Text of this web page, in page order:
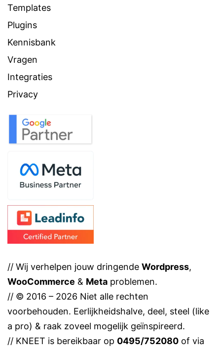
Templates
Plugins
Kennisbank
Vragen
Integraties
Privacy
// Wij verhelpen jouw dringende Wordpress,
WooCommerce & Meta problemen.
// © 2016 – 2026 Niet alle rechten
voorbehouden. Eerlijkheidshalve, deel, steel (like
a pro) & raak zoveel mogelijk geïnspireerd.
// KNEET is bereikbaar op 0495/752080 of via